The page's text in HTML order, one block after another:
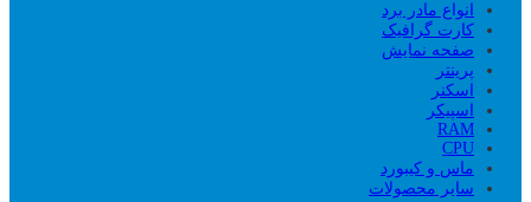
انواع مادر برد
کارت گرافیک
صفحه نمایش
پرینتر
اسکنر
اسپیکر
RAM
CPU
ماس و کیبورد
سایر محصولات